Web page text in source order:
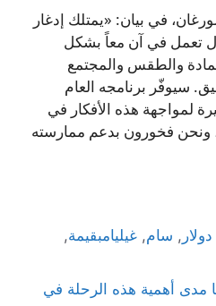
في بيان: «يمتلك إدغار
تعمل في آن معاً بشكل
والطقس والمجتمع
سيوفّر برنامجه العام
لمواجهة هذه الأفكار في
ونحن فخورون بدعم ممارسته
دولار , سام,غيليامبقيمة,
مدى أهمية هذه الرحلة في